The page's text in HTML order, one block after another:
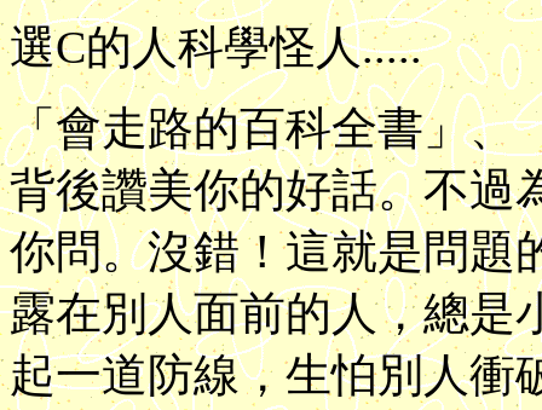
選C的人科學怪人.....
「會走路的百科全書」、
背後讚美你的好話。不過
你問。沒錯！這就是問題
露在別人面前的人，總是
起一道防線，生怕別人衝